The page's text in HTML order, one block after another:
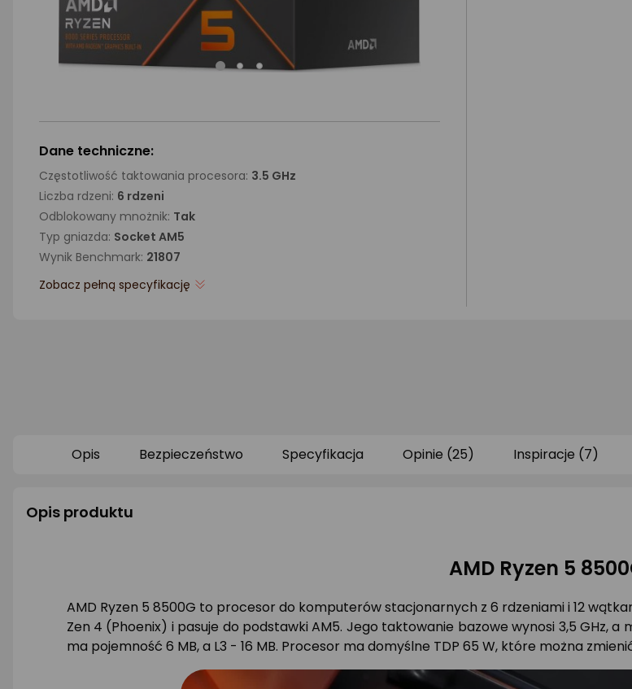
Dane techniczne:
Częstotliwość taktowania procesora: 3.5 GHz
Liczba rdzeni: 6 rdzeni
Odblokowany mnożnik: Tak
Typ gniazda: Socket AM5
Wynik Benchmark: 21807
Zobacz pełną specyfikację
Opis Bezpieczeństwo Specyfikacja Opinie (25) Inspiracje (7)
Opis produktu
AMD Ryzen 5
AMD Ryzen 5 8500G to procesor do komputerów stacjonarnych z 6 rdzeniami i 12
Zen 4 (Phoenix) i pasuje do podstawki AM5. Jego taktowanie bazowe wynosi 3,5 GHz,
ma pojemność 6 MB, a L3 - 16 MB. Procesor ma domyślne TDP 65 W, które można